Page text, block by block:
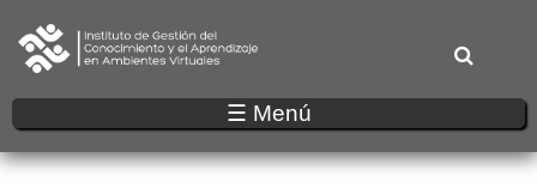
al
contenido
principal
☰ Menú